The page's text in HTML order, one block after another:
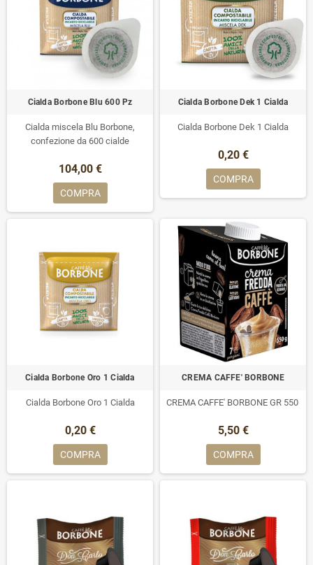
Cialda Borbone Blu 600 Pz
Cialda miscela Blu Borbone,
confezione da 600 cialde
104,00 €
COMPRA
Cialda Borbone Dek 1 Cialda
Cialda Borbone Dek 1 Cialda
0,20 €
COMPRA
Cialda Borbone Oro 1 Cialda
Cialda Borbone Oro 1 Cialda
0,20 €
COMPRA
CREMA CAFFE' BORBONE
CREMA CAFFE' BORBONE GR 550
5,50 €
COMPRA